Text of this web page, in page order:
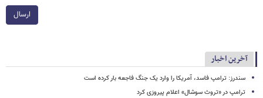
ارسال
آخرین اخبار
سندرز: ترامپ فاسد، آمریکا را وارد یک جنگ فاجعه بار کرده است
ترامپ در «تروث سوشال» اعلام پیروزی کرد